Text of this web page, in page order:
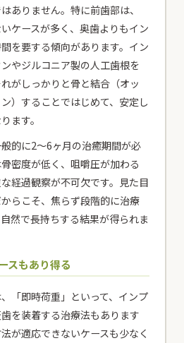
ありません。特に前歯部は、
ケースが多く、奥歯よりもイン
を要する傾向があります。イン
やジルコニア製の人工歯根を
がしっかりと骨と結合（オッ
）することではじめて、安定し
ます。
的に2〜6ヶ月の治癒期間が必
密度が低く、咀嚼圧が加わる
経過観察が不可欠です。見た目
らこそ、焦らず段階的に治療
然で長持ちする結果が得られま
スもあり得る
「即時荷重」といって、インプ
を装着する治療法もあります
が適応できないケースも少なく